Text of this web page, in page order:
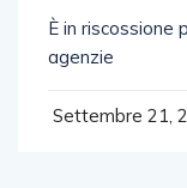
È in riscossione
agenzie
Settembre 21,